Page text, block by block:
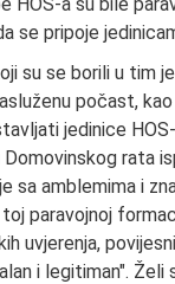
se pripoje
su se borili u tim
počast,
jedinice
rata
sa amblemima i
paravojnoj
uvjerenja,
i legitiman".